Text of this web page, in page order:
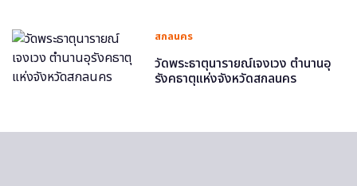
สกลนคร
วัดพระธาตุนารายณ์เจงเวง ตำนานอุ
รังคธาตุแห่งจังหวัดสกลนคร